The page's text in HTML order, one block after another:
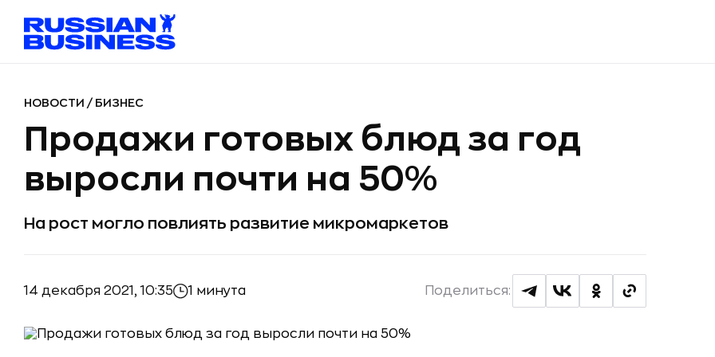
НОВОСТИ / БИЗНЕС
Продажи готовых блюд за год
выросли почти на 50%
На рост могло повлиять развитие микромаркетов
14 декабря 2021, 10:35 1 минута Поделиться: